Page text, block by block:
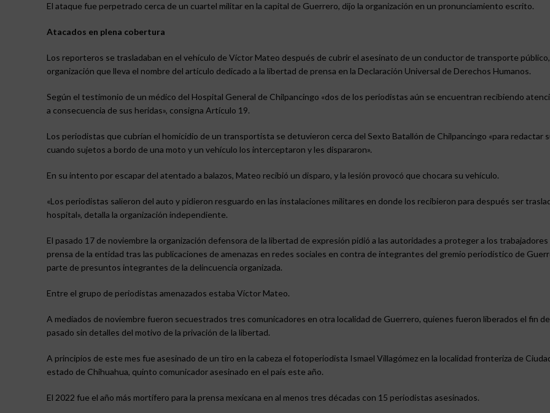
El ataque fue perpetrado cerca de un cuartel militar en la capital de Guerrero, dijo la organización en un pronunciamiento escrito.
Atacados en plena cobertura
Los reporteros se trasladaban en el vehículo de Víctor Mateo después de cubrir el asesinato de un conductor de transporte público,
organización que lleva el nombre del artículo dedicado a la libertad de prensa en la Declaración Universal de Derechos Humanos.
Según el testimonio de un médico del Hospital General de Chilpancingo «dos de los periodistas aún se encuentran recibiendo
a consecuencia de sus heridas», consigna Artículo 19.
Los periodistas que cubrían el homicidio de un transportista se detuvieron cerca del Sexto Batallón de Chilpancingo «para redactar
cuando sujetos a bordo de una moto y un vehículo los interceptaron y les dispararon».
En su intento por escapar del atentado a balazos, Mateo recibió un disparo, y la lesión provocó que chocara su vehículo.
«Los periodistas salieron del auto y pidieron resguardo en las instalaciones militares en donde los recibieron para después ser
hospital», detalla la organización independiente.
El pasado 17 de noviembre la organización defensora de la libertad de expresión pidió a las autoridades a proteger a los trabajadores
prensa de la entidad tras las publicaciones de amenazas en redes sociales en contra de integrantes del gremio periodístico de
parte de presuntos integrantes de la delincuencia organizada.
Entre el grupo de periodistas amenazados estaba Víctor Mateo.
A mediados de noviembre fueron secuestrados tres comunicadores en otra localidad de Guerrero, quienes fueron liberados el fin
pasado sin detalles del motivo de la privación de la libertad.
A principios de este mes fue asesinado de un tiro en la cabeza el fotoperiodista Ismael Villagómez en la localidad fronteriza de
estado de Chihuahua, quinto comunicador asesinado en el país este año.
El 2022 fue el año más mortífero para la prensa mexicana en al menos tres décadas con 15 periodistas asesinados.